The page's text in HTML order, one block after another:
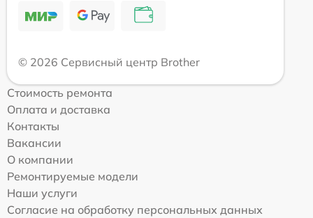
© 2026 Сервисный центр Brother
Стоимость ремонта
Оплата и доставка
Контакты
Вакансии
О компании
Ремонтируемые модели
Наши услуги
Согласие на обработку персональных данных